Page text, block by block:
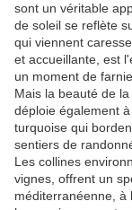
sont un véritable
de soleil se reflète
qui viennent
et accueillante, est
un moment de
Mais la beauté de
déploie également
turquoise qui
sentiers de
Les collines
vignes, offrent un
méditerranéenne, à